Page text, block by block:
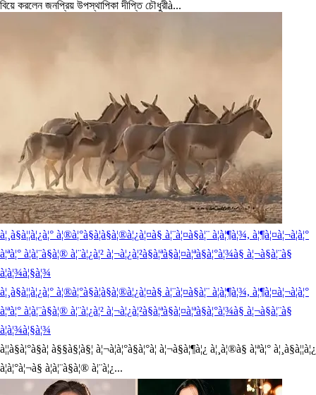
বিয়ে করলেন জনপ্রিয় উপস্থাপিকা দীপ্তি চৌধুরীà...
à¦¸à§à¦¦à¦¿à¦° à¦®à¦°à§à¦­à§à¦®à¦¿à¦¤à§ à¦¨à¦¤à§à¦¨ à¦à¦¶à¦¾, à¦¶à¦¤à¦¬à¦à¦°
à¦ªà¦° à¦à¦¨à§à¦® à¦¨à¦¿à¦² à¦¬à¦¿à¦²à§à¦ªà§à¦¤à¦ªà§à¦°à¦¾à§ à¦¬à§à¦¨à§
à¦à¦¾à¦§à¦¾
à¦¸à§à¦¦à¦¿à¦° à¦®à¦°à§à¦­à§à¦®à¦¿à¦¤à§ à¦¨à¦¤à§à¦¨ à¦à¦¶à¦¾, à¦¶à¦¤à¦¬à¦à¦°
à¦ªà¦° à¦à¦¨à§à¦® à¦¨à¦¿à¦² à¦¬à¦¿à¦²à§à¦ªà§à¦¤à¦ªà§à¦°à¦¾à§ à¦¬à§à¦¨à§
à¦à¦¾à¦§à¦¾
à¦¦à§à¦°à§à¦ à§§à§¦à§¦ à¦¬à¦à¦°à§à¦°à¦ à¦¬à§à¦¶à¦¿ à¦¸à¦®à§ à¦ªà¦° à¦¸à§à¦¦à¦¿
à¦à¦°à¦¬à§ à¦à¦¨à§à¦® à¦¨à¦¿...